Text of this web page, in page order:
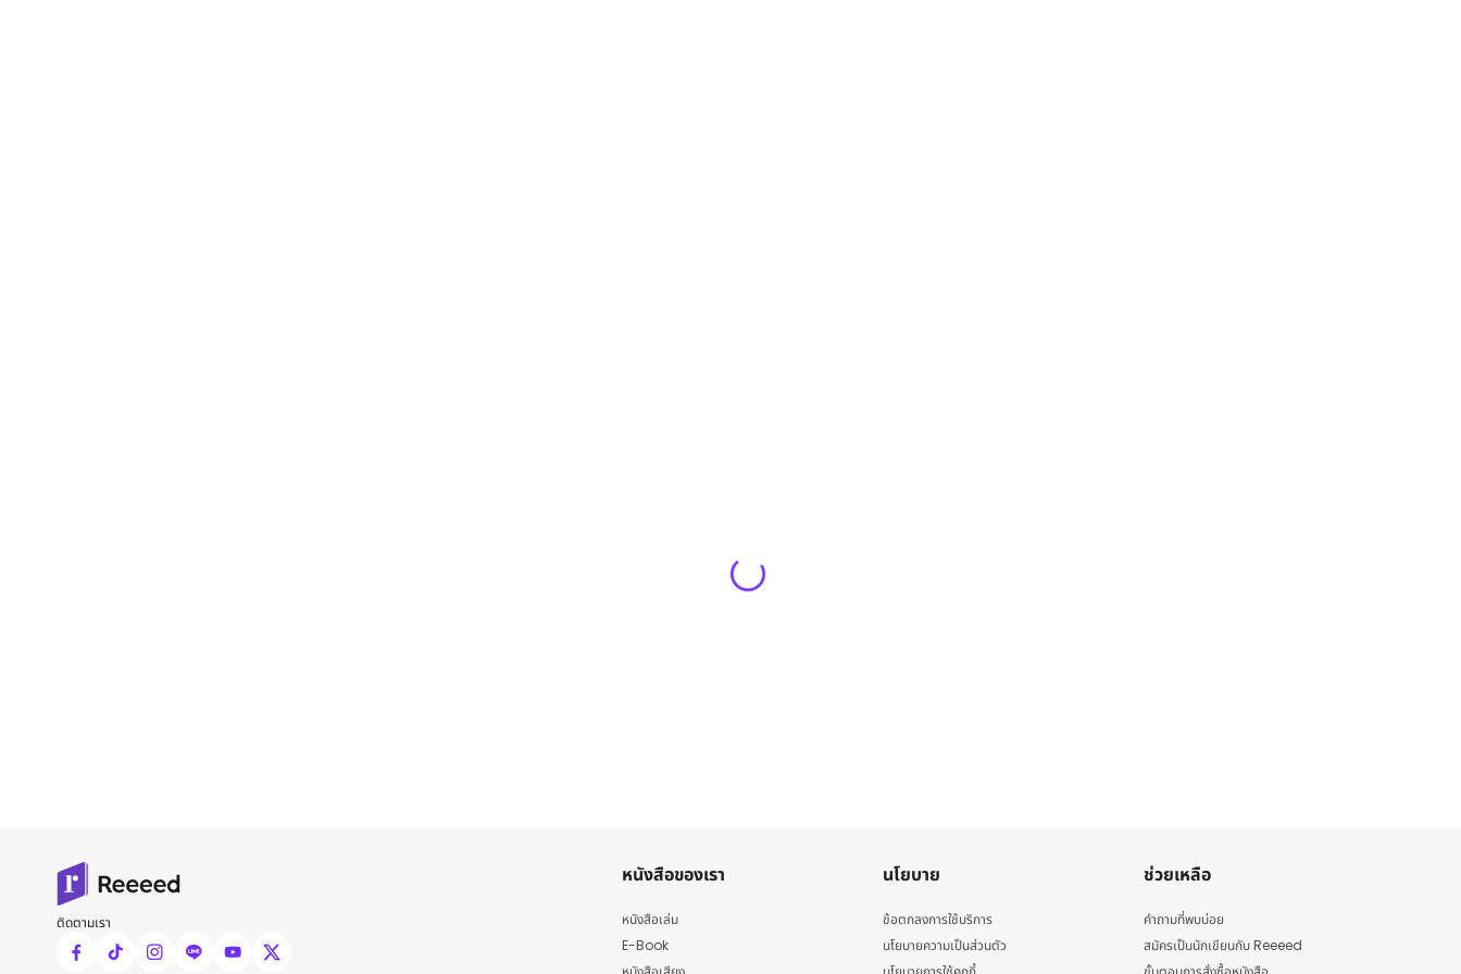
ติดตามเรา
หนังสือของเรา
หนังสือเล่ม
E-Book
นโยบาย
ข้อตกลงการใช้บริการ
นโยบายความเป็นส่วนตัว
ช่วยเหลือ
คำถามที่พบบ่อย
สมัครเป็นนักเขียนกับ Reeeed